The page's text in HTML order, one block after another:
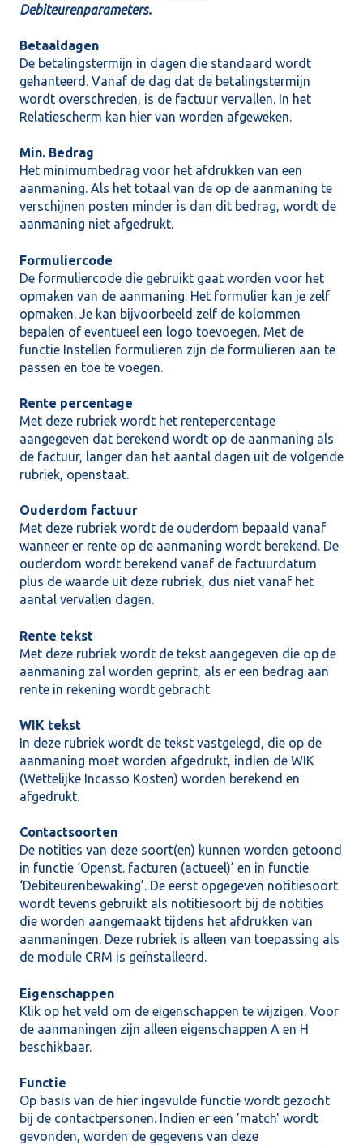
Debiteurenparameters.
Betaaldagen
De betalingstermijn in dagen die standaard wordt
gehanteerd. Vanaf de dag dat de betalingstermijn
wordt overschreden, is de factuur vervallen. In het
Relatiescherm kan hier van worden afgeweken.
Min. Bedrag
Het minimumbedrag voor het afdrukken van een
aanmaning. Als het totaal van de op de aanmaning te
verschijnen posten minder is dan dit bedrag, wordt de
aanmaning niet afgedrukt.
Formuliercode
De formuliercode die gebruikt gaat worden voor het
opmaken van de aanmaning. Het formulier kan je zelf
opmaken. Je kan bijvoorbeeld zelf de kolommen
bepalen of eventueel een logo toevoegen. Met de
functie Instellen formulieren zijn de formulieren aan te
passen en toe te voegen.
Rente percentage
Met deze rubriek wordt het rentepercentage
aangegeven dat berekend wordt op de aanmaning als
de factuur, langer dan het aantal dagen uit de volgende
rubriek, openstaat.
Ouderdom factuur
Met deze rubriek wordt de ouderdom bepaald vanaf
wanneer er rente op de aanmaning wordt berekend. De
ouderdom wordt berekend vanaf de factuurdatum
plus de waarde uit deze rubriek, dus niet vanaf het
aantal vervallen dagen.
Rente tekst
Met deze rubriek wordt de tekst aangegeven die op de
aanmaning zal worden geprint, als er een bedrag aan
rente in rekening wordt gebracht.
WIK tekst
In deze rubriek wordt de tekst vastgelegd, die op de
aanmaning moet worden afgedrukt, indien de WIK
(Wettelijke Incasso Kosten) worden berekend en
afgedrukt.
Contactsoorten
De notities van deze soort(en) kunnen worden getoond
in functie ‘Openst. facturen (actueel)’ en in functie
‘Debiteurenbewaking’. De eerst opgegeven notitiesoort
wordt tevens gebruikt als notitiesoort bij de notities
die worden aangemaakt tijdens het afdrukken van
aanmaningen. Deze rubriek is alleen van toepassing als
de module CRM is geïnstalleerd.
Eigenschappen
Klik op het veld om de eigenschappen te wijzigen. Voor
de aanmaningen zijn alleen eigenschappen A en H
beschikbaar.
Functie
Op basis van de hier ingevulde functie wordt gezocht
bij de contactpersonen. Indien er een 'match' wordt
gevonden, worden de gegevens van deze